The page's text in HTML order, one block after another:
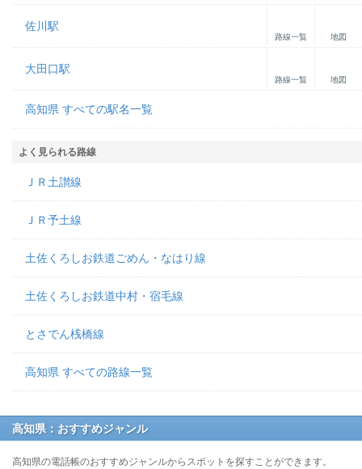
佐川駅
路線一覧 地図
大田口駅
路線一覧 地図
高知県 すべての駅名一覧
よく見られる路線
ＪＲ土讃線
ＪＲ予土線
土佐くろしお鉄道ごめん・なはり線
土佐くろしお鉄道中村・宿毛線
とさでん桟橋線
高知県 すべての路線一覧
高知県：おすすめジャンル
高知県の電話帳のおすすめジャンルからスポットを探すことができます。